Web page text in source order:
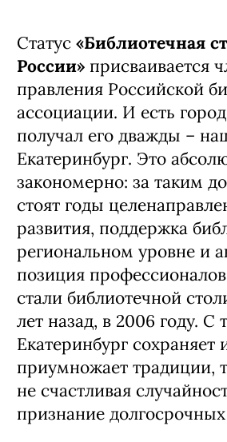
Статус «Библиотечная
России» присваивается
правления Российской
ассоциации. И есть
получал его дважды –
Екатеринбург. Это
закономерно: за таким
стоят годы
развития, поддержка
региональном уровне и
позиция
стали библиотечной
лет назад, в 2006 году. С
Екатеринбург сохраняет
приумножает традиции,
не счастливая
признание долгосрочных